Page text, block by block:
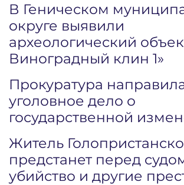
В Геническом
округе выявили
археологический
Виноградный клин 1»
Прокуратура
уголовное дело о
государственной
Житель
предстанет перед
убийство и другие